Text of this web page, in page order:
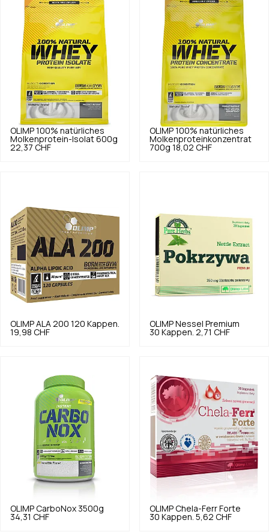
OLIMP 100% natürliches
Molkenprotein-Isolat 600g
22,37 CHF
OLIMP 100% natürliches
Molkenproteinkonzentrat
700g 18,02 CHF
OLIMP ALA 200 120 Kappen.
19,98 CHF
OLIMP Nessel Premium
30 Kappen. 2,71 CHF
OLIMP CarboNox 3500g
34,31 CHF
OLIMP Chela-Ferr Forte
30 Kappen. 5,62 CHF